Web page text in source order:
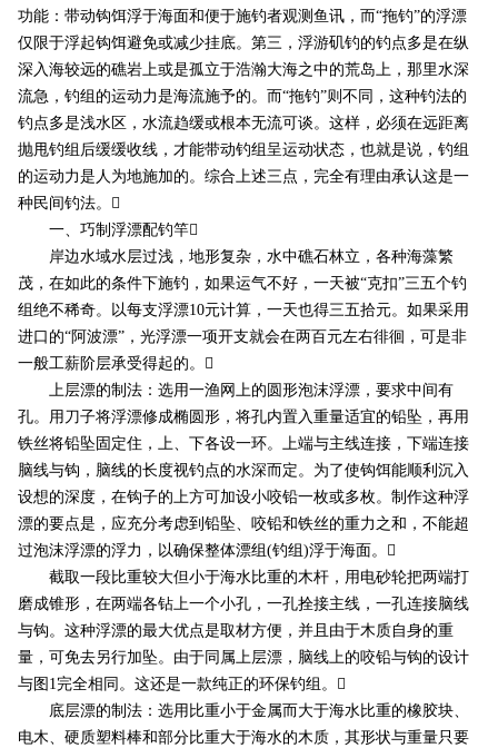
功能：带动钩饵浮于海面和便于施钓者观测鱼讯，而“拖钓”的浮漂
仅限于浮起钩饵避免或减少挂底。第三，浮游矶钓的钓点多是在纵
深入海较远的礁岩上或是孤立于浩瀚大海之中的荒岛上，那里水深
流急，钓组的运动力是海流施予的。而“拖钓”则不同，这种钓法的
钓点多是浅水区，水流趋缓或根本无流可谈。这样，必须在远距离
抛甩钓组后缓缓收线，才能带动钓组呈运动状态，也就是说，钓组
的运动力是人为地施加的。综合上述三点，完全有理由承认这是一
种民间钓法。
一、巧制浮漂配钓竿
岸边水域水层过浅，地形复杂，水中礁石林立，各种海藻繁
茂，在如此的条件下施钓，如果运气不好，一天被“克扣”三五个钓
组绝不稀奇。以每支浮漂10元计算，一天也得三五拾元。如果采用
进口的“阿波漂”，光浮漂一项开支就会在两百元左右徘徊，可是非
一般工薪阶层承受得起的。
上层漂的制法：选用一渔网上的圆形泡沫浮漂，要求中间有
孔。用刀子将浮漂修成椭圆形，将孔内置入重量适宜的铅坠，再用
铁丝将铅坠固定住，上、下各设一环。上端与主线连接，下端连接
脑线与钩，脑线的长度视钓点的水深而定。为了使钩饵能顺利沉入
设想的深度，在钩子的上方可加设小咬铅一枚或多枚。制作这种浮
漂的要点是，应充分考虑到铅坠、咬铅和铁丝的重力之和，不能超
过泡沫浮漂的浮力，以确保整体漂组(钓组)浮于海面。
截取一段比重较大但小于海水比重的木杆，用电砂轮把两端打
磨成锥形，在两端各钻上一个小孔，一孔拴接主线，一孔连接脑线
与钩。这种浮漂的最大优点是取材方便，并且由于木质自身的重
量，可免去另行加坠。由于同属上层漂，脑线上的咬铅与钩的设计
与图1完全相同。这还是一款纯正的环保钓组。
底层漂的制法：选用比重小于金属而大于海水比重的橡胶块、
电木、硬质塑料棒和部分比重大于海水的木质，其形状与重量只要